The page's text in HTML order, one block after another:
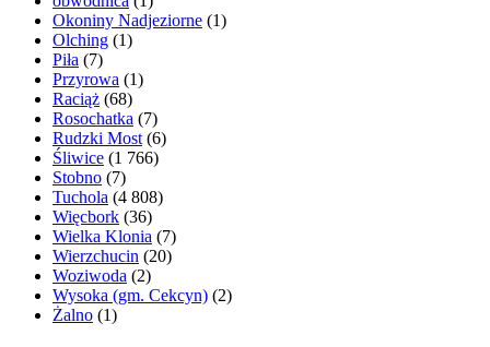
Okoniny Nadjeziorne (1)
Olching (1)
Piła (7)
Przyrowa (1)
Raciąż (68)
Rosochatka (7)
Rudzki Most (6)
Śliwice (1 766)
Stobno (7)
Tuchola (4 808)
Więcbork (36)
Wielka Klonia (7)
Wierzchucin (20)
Woziwoda (2)
Wysoka (gm. Cekcyn) (2)
Żalno (1)